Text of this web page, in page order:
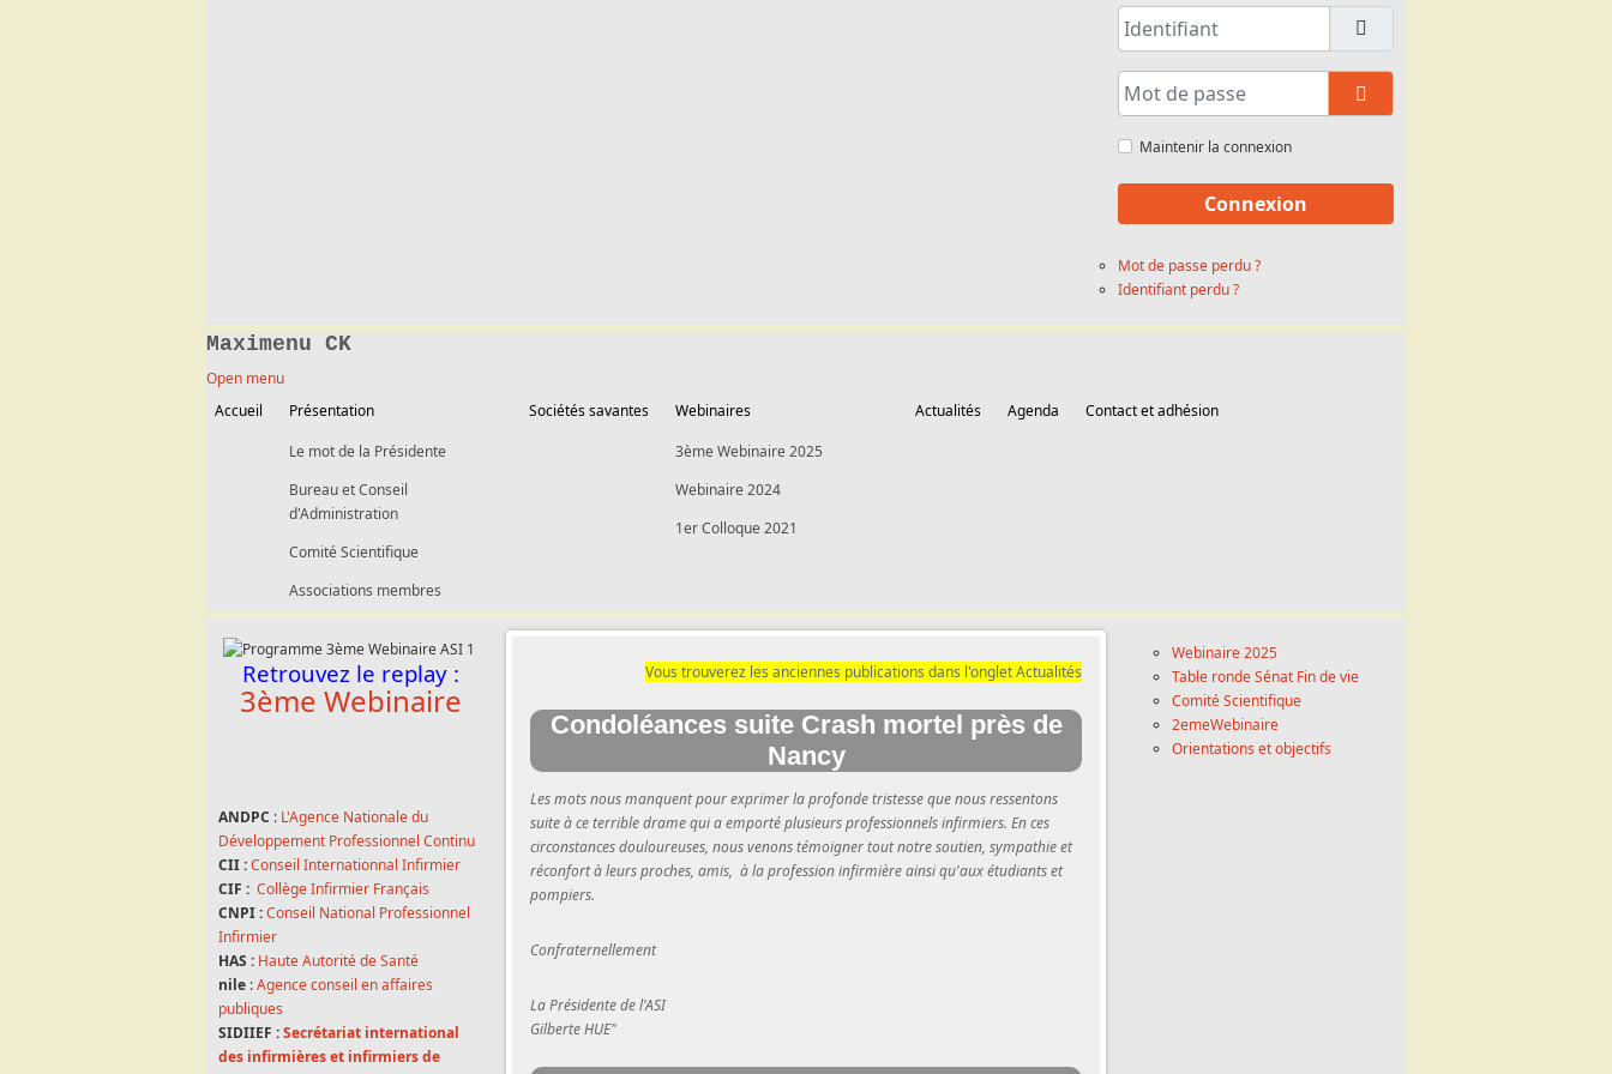
Identifiant
Mot de passe
Maintenir la connexion
Connexion
Mot de passe perdu ?
Identifiant perdu ?
Maximenu CK
Open menu
Accueil
Présentation
Le mot de la Présidente
Bureau et Conseil
d'Administration
Comité Scientifique
Associations membres
Sociétés savantes
Webinaires
3ème Webinaire 2025
Webinaire 2024
1er Colloque 2021
Actualités Agenda Contact et adhésion
Retrouvez le replay :
3ème Webinaire
ANDPC : L'Agence Nationale du
Développement Professionnel Continu
CII :Conseil Internationnal Infirmier
CIF : Collège Infirmier Français
CNPI :Conseil National Professionnel
Infirmier
HAS : Haute Autorité de Santé
nile :Agence conseil en affaires
publiques
SIDIIEF :Secrétariat international
des infirmières et infirmiers de
Vous trouverez les anciennes publications dans l'onglet Actualités
Condoléances suite Crash mortel près de
Nancy
Les mots nous manquent pour exprimer la profonde tristesse que nous ressentons
suite à ce terrible drame qui a emporté plusieurs professionnels infirmiers. En ces
circonstances douloureuses, nous venons témoigner tout notre soutien, sympathie et
réconfort à leurs proches, amis, à la profession infirmière ainsi qu'aux étudiants et
pompiers.
Confraternellement
La Présidente de l'ASI
Gilberte HUE"
Webinaire 2025
Table ronde Sénat Fin de vie
Comité Scientifique
2emeWebinaire
Orientations et objectifs